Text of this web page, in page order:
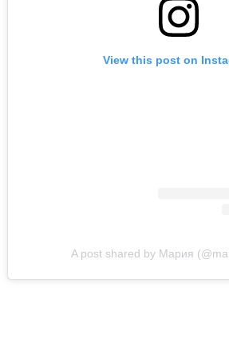
View this post on
A post shared by Мария